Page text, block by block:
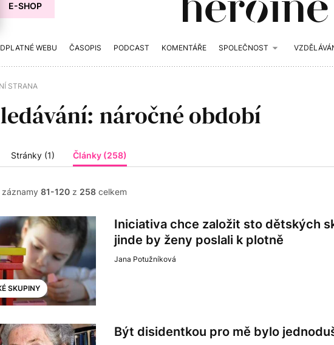
E-SHOP
WEBU ČASOPIS PODCAST KOMENTÁŘE SPOLEČNOST
STRANA
Stránky (1) Články (258)
81-120 z 258 celkem
SKUPINY
Iniciativa chce založit sto dětských
jinde by ženy poslali k plotně
Jana Potužníková
Být disidentkou pro mě bylo